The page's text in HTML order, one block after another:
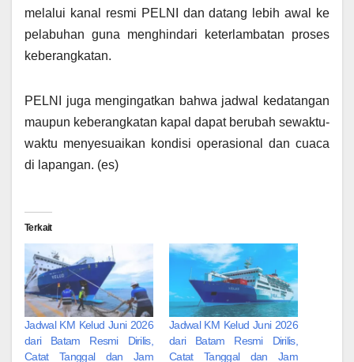
melalui kanal resmi PELNI dan datang lebih awal ke
pelabuhan guna menghindari keterlambatan proses
keberangkatan.
PELNI juga mengingatkan bahwa jadwal kedatangan
maupun keberangkatan kapal dapat berubah sewaktu-
waktu menyesuaikan kondisi operasional dan cuaca
di lapangan. (es)
Terkait
Jadwal KM Kelud Juni 2026
dari Batam Resmi Dirilis,
Catat Tanggal dan Jam
Jadwal KM Kelud Juni 2026
dari Batam Resmi Dirilis,
Catat Tanggal dan Jam